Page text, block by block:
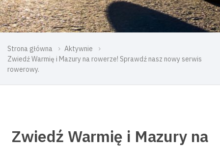
Strona główna
Aktywnie
Zwiedź Warmię i Mazury na rowerze! Sprawdź nasz nowy serwis
rowerowy.
Zwiedź Warmię i Mazury na